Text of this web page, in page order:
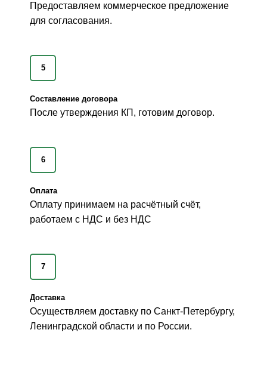
Предоставляем коммерческое предложение
для согласования.
5
Составление договора
После утверждения КП, готовим договор.
6
Оплата
Оплату принимаем на расчётный счёт,
работаем с НДС и без НДС
7
Доставка
Осуществляем доставку по Санкт-Петербургу,
Ленинградской области и по России.